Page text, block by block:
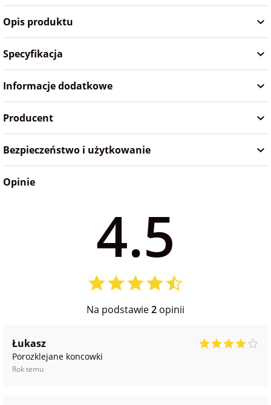
na Wielkanoc
na wieczór
panieński
na wieczór
kawalerski
Opis produktu
Specyfikacja
Informacje dodatkowe
Producent
Bezpieczeństwo i użytkowanie
Opinie
4.5
Na podstawie2 opinii
Łukasz
Porozklejane koncowki
Rok temu